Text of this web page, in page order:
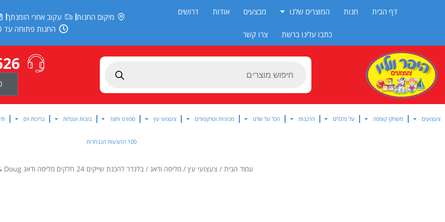
דף הבית חנות המוצרים שלנו מבצעים אודות דרושים
כתבו עלינו ברשת צרו קשר
מיקום החנות עקוב אחרי הזמנתך
החנות פתוחה עד 20:00
Products
צעצועים משחקי קופסה על גלגלים הרכבות הכל על שלט מכוניות וטרקטורים צעצועי עץ ספורט וחצר בובות ועגלות בריכות וים
100 ההצעות הנבחרות
עמוד הבית / צעצועי עץ /מליסה ודאג / בלנדר להכנת שייקים 24 חלקים מליסה ודאג Melissa & Doug